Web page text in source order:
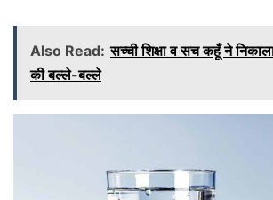
Also Read: सच्ची शिक्षा व सच कहूँ ने
की बल्ले-बल्ले